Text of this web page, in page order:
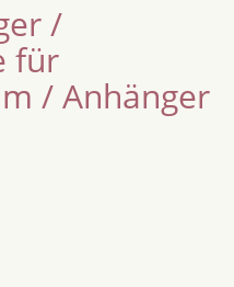
/
für
/ Anhänger